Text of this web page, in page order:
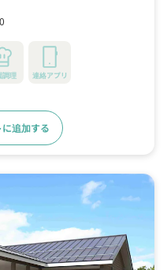
調理 連絡アプリ
追加する